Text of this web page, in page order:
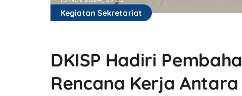
Kegiatan Sekretariat
DKISP Hadiri
Rencana Kerja